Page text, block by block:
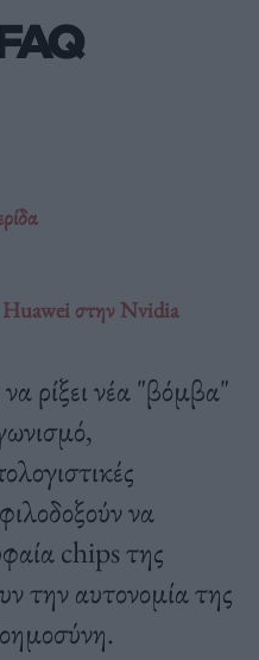
Huawei στην Νvidia
ρίξει νέα "βόμβα"
να
chips της
την αυτονομία της